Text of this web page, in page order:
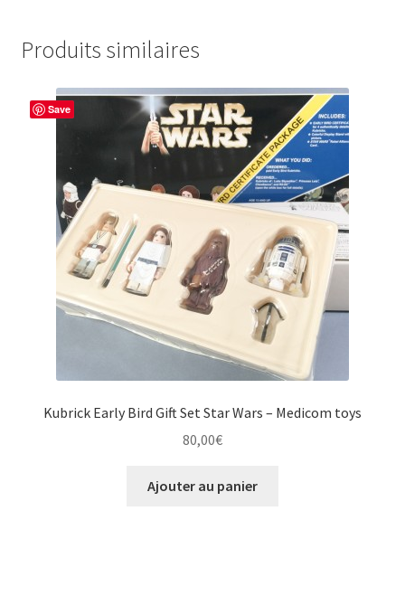
Produits similaires
Save
Kubrick Early Bird Gift Set Star Wars – Medicom toys
80,00€
Ajouter au panier